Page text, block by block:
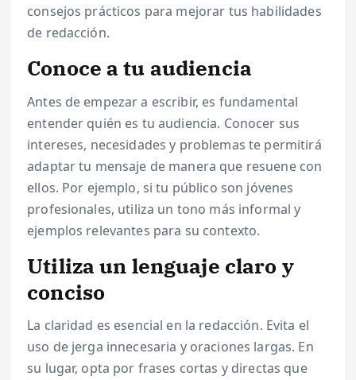
consejos prácticos para mejorar tus habilidades
de redacción.
Conoce a tu audiencia
Antes de empezar a escribir, es fundamental
entender quién es tu audiencia. Conocer sus
intereses, necesidades y problemas te permitirá
adaptar tu mensaje de manera que resuene con
ellos. Por ejemplo, si tu público son jóvenes
profesionales, utiliza un tono más informal y
ejemplos relevantes para su contexto.
Utiliza un lenguaje claro y
conciso
La claridad es esencial en la redacción. Evita el
uso de jerga innecesaria y oraciones largas. En
su lugar, opta por frases cortas y directas que